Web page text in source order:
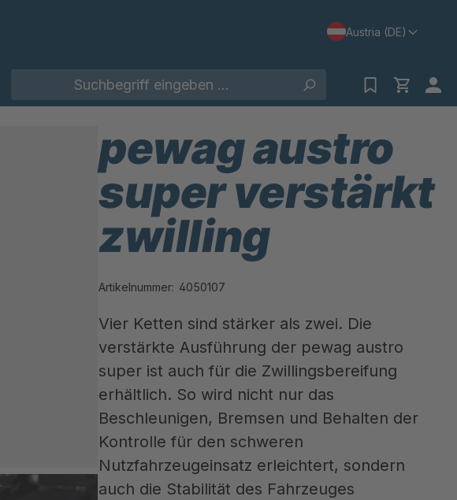
Austria (DE)
pewag austro
super verstärkt
zwilling
Artikelnummer: 4050107
Vier Ketten sind stärker als zwei. Die
verstärkte Ausführung der pewag austro
super ist auch für die Zwillingsbereifung
erhältlich. So wird nicht nur das
Beschleunigen, Bremsen und Behalten der
Kontrolle für den schweren
Nutzfahrzeugeinsatz erleichtert, sondern
auch die Stabilität des Fahrzeuges